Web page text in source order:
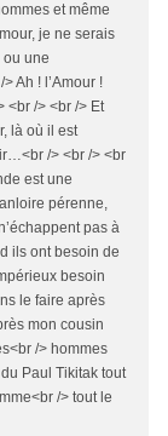
et même
je ne serais
une
Ah ! l’Amour !
<br /> <br /> Et
là où il est
/> <br /> <br
est une
pérenne,
pas à
ils ont besoin de
besoin
le faire après
mon cousin
/> hommes
Paul Tikitak tout
/> tout le